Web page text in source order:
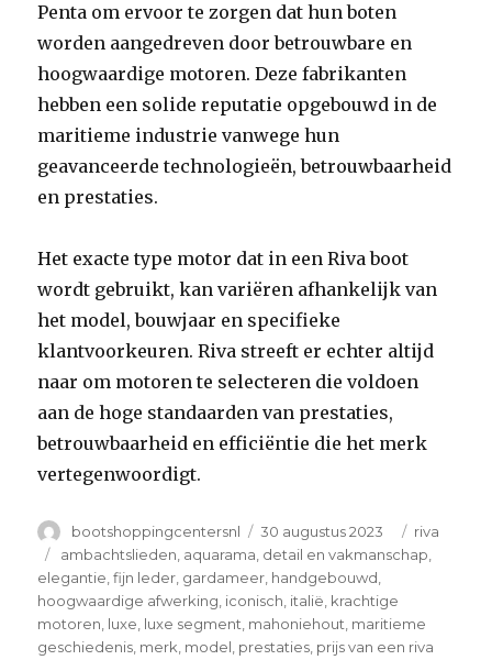
Penta om ervoor te zorgen dat hun boten
worden aangedreven door betrouwbare en
hoogwaardige motoren. Deze fabrikanten
hebben een solide reputatie opgebouwd in de
maritieme industrie vanwege hun
geavanceerde technologieën, betrouwbaarheid
en prestaties.
Het exacte type motor dat in een Riva boot
wordt gebruikt, kan variëren afhankelijk van
het model, bouwjaar en specifieke
klantvoorkeuren. Riva streeft er echter altijd
naar om motoren te selecteren die voldoen
aan de hoge standaarden van prestaties,
betrouwbaarheid en efficiëntie die het merk
vertegenwoordigt.
Author
bootshoppingcentersnl
Posted
on
30 augustus 2023
riva
Tags
ambachtslieden aquarama detail en vakmanschap
elegantie ,fijn leder gardameer handgebouwd
hoogwaardige afwerking iconisch italië krachtige
motoren luxe luxe segment mahoniehout maritieme
geschiedenis merk model prestaties prijs van een riva